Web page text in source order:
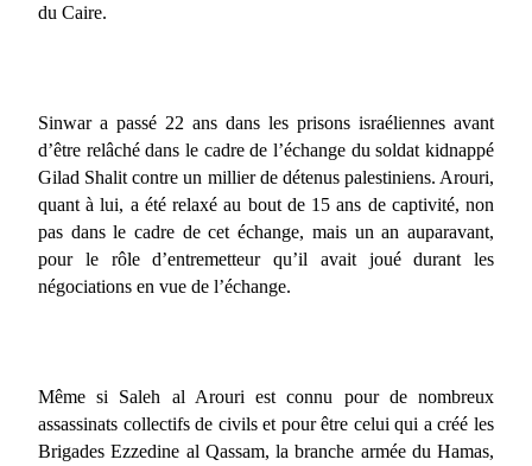
du Caire.
Sinwar a passé 22 ans dans les prisons israéliennes avant
d’être relâché dans le cadre de l’échange du soldat kidnappé
Gilad Shalit contre un millier de détenus palestiniens. Arouri,
quant à lui, a été relaxé au bout de 15 ans de captivité, non
pas dans le cadre de cet échange, mais un an auparavant,
pour le rôle d’entremetteur qu’il avait joué durant les
négociations en vue de l’échange.
Même si Saleh al Arouri est connu pour de nombreux
assassinats collectifs de civils et pour être celui qui a créé les
Brigades Ezzedine al Qassam, la branche armée du Hamas,